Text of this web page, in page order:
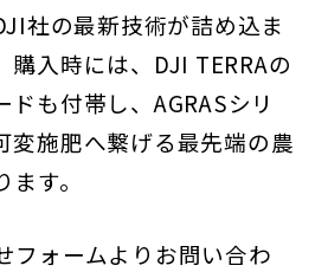
社の最新技術が詰め込ま
購入時には、DJI TERRAの
も付帯し、AGRASシリ
変施肥へ繋げる最先端の農
す。
フォームよりお問い合わ